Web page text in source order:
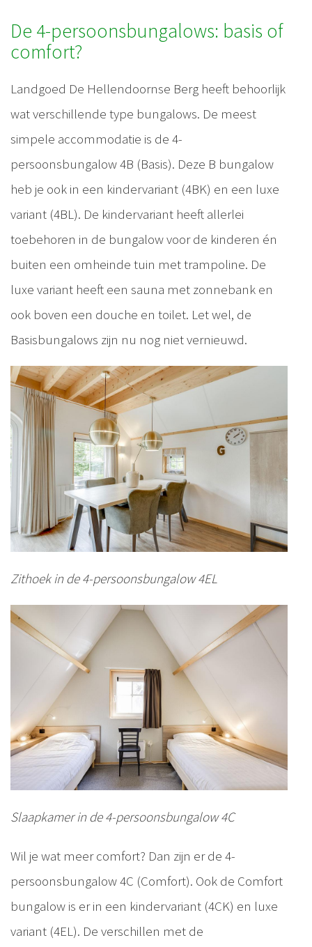
De 4-persoonsbungalows: basis of
comfort?
Landgoed De Hellendoornse Berg heeft behoorlijk
wat verschillende type bungalows. De meest
simpele accommodatie is de 4-
persoonsbungalow 4B (Basis). Deze B bungalow
heb je ook in een kindervariant (4BK) en een luxe
variant (4BL). De kindervariant heeft allerlei
toebehoren in de bungalow voor de kinderen én
buiten een omheinde tuin met trampoline. De
luxe variant heeft een sauna met zonnebank en
ook boven een douche en toilet. Let wel, de
Basisbungalows zijn nu nog niet vernieuwd.
Zithoek in de 4-persoonsbungalow 4EL
Slaapkamer in de 4-persoonsbungalow 4C
Wil je wat meer comfort? Dan zijn er de 4-
persoonsbungalow 4C (Comfort). Ook de Comfort
bungalow is er in een kindervariant (4CK) en luxe
variant (4EL). De verschillen met de